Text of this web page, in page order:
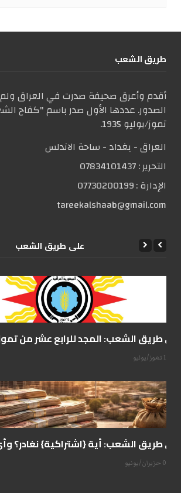
طریق الشعب
أقدم وأعرق صحيفة صدرت في العراق
تموز/يوليو 1935.
العراق - بغداد - ساحة الاندلس
التحریر :07834101437
الإدارة :07730200199
tareekalshaab@gmail.com
علی طریق الشعب
على طريق الشعب: المجد للرابع عشر من
14 تموز/يوليو
على طريق الشعب: أية {اشتراكية} نغادر؟
07 حزيران/يونيو